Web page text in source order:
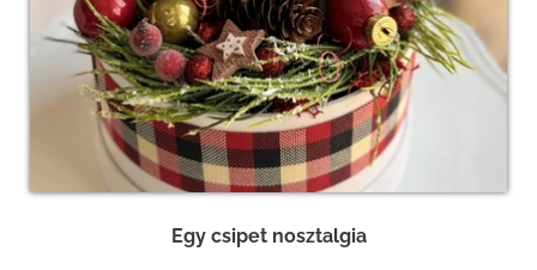
Egy csipet nosztalgia